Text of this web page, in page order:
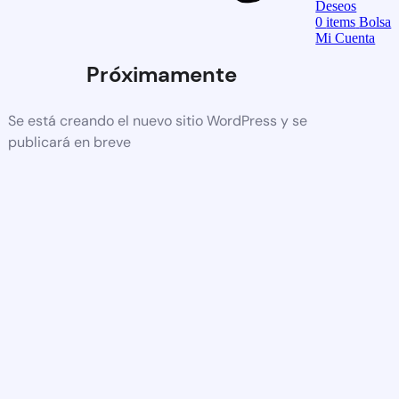
Próximamente
Se está creando el nuevo sitio WordPress y se
publicará en breve
Deseos
0items Bolsa
Mi Cuenta